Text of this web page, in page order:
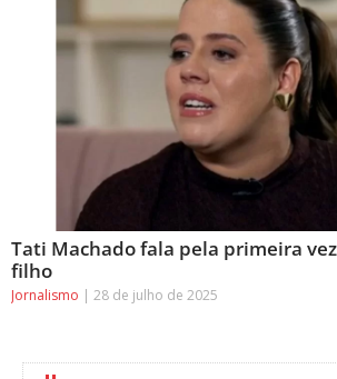
Tati Machado fala pela primeira
filho
Jornalismo 28 de julho de 2025